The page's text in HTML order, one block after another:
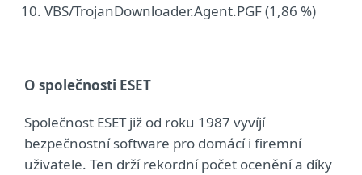
VBS/TrojanDownloader.Agent.PGF (1,86 %)
O společnosti ESET
Společnost ESET již od roku 1987 vyvíjí
bezpečnostní software pro domácí i firemní
uživatele. Ten drží rekordní počet ocenění a díky